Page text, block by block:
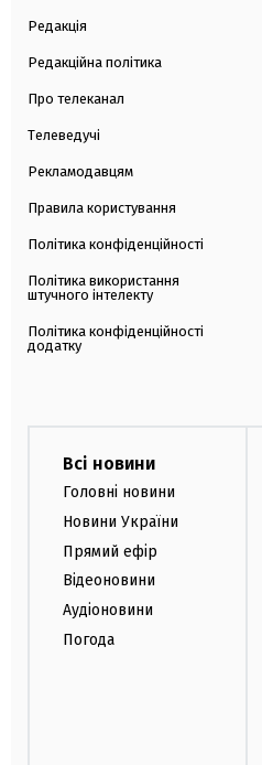
Редакція
Редакційна політика
Про телеканал
Телеведучі
Рекламодавцям
Правила користування
Політика конфіденційності
Політика використання
штучного інтелекту
Політика конфіденційності
додатку
Всі новини
Головні новини
Новини України
Прямий ефір
Відеоновини
Аудіоновини
Погода